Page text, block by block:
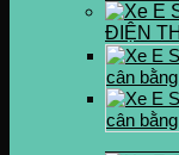
ĐIỆN
cân
cân